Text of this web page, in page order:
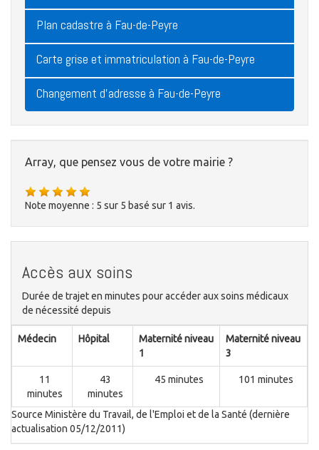
Plan cadastre à Fau-de-Peyre
Carte grise et immatriculation à Fau-de-Peyre
Changement d'adresse à Fau-de-Peyre
Array, que pensez vous de votre mairie ?
Note moyenne : 5 sur 5 basé sur 1 avis.
Accès aux soins
Durée de trajet en minutes pour accéder aux soins médicaux
de nécessité depuis
Médecin Hôpital
Maternité niveau
1
Maternité niveau
3
11
minutes
43
minutes
45 minutes 101 minutes
Source Ministère du Travail, de l'Emploi et de la Santé (dernière
actualisation 05/12/2011)